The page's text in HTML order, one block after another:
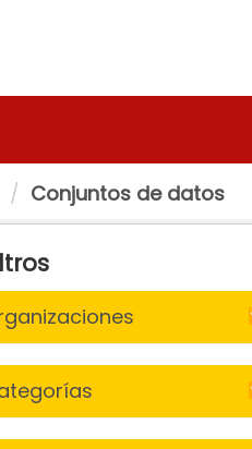
Conjuntos de datos